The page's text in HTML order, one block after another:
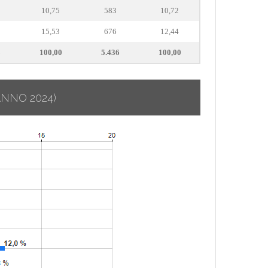
10,75 583 10,72
15,53 676 12,44
100,00 5.436 100,00
2024)